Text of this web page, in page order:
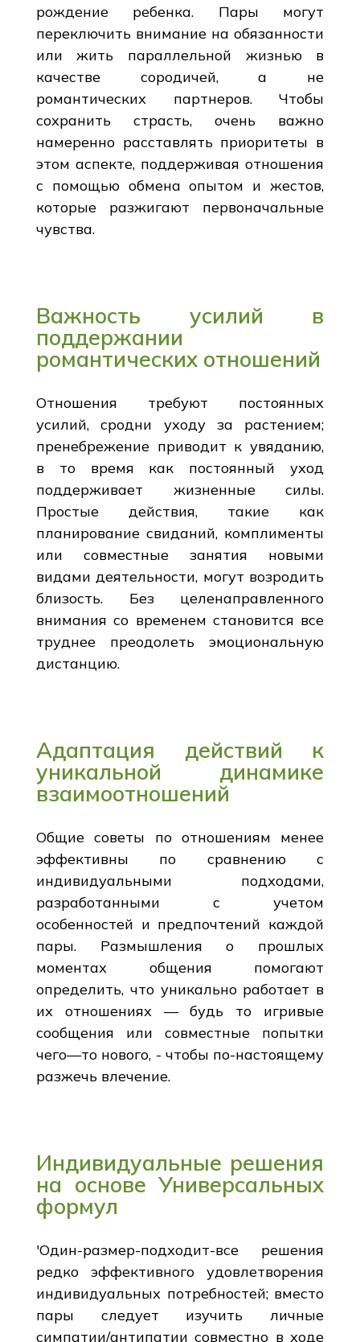
рождение ребенка. Пары могут
переключить внимание на обязанности
или жить параллельной жизнью в
качестве сородичей, а не
романтических партнеров. Чтобы
сохранить страсть, очень важно
намеренно расставлять приоритеты в
этом аспекте, поддерживая отношения
с помощью обмена опытом и жестов,
которые разжигают первоначальные
чувства.
Важность усилий в
поддержании
романтических отношений
Отношения требуют постоянных
усилий, сродни уходу за растением;
пренебрежение приводит к увяданию,
в то время как постоянный уход
поддерживает жизненные силы.
Простые действия, такие как
планирование свиданий, комплименты
или совместные занятия новыми
видами деятельности, могут возродить
близость. Без целенаправленного
внимания со временем становится все
труднее преодолеть эмоциональную
дистанцию.
Адаптация действий к
уникальной динамике
взаимоотношений
Общие советы по отношениям менее
эффективны по сравнению с
индивидуальными подходами,
разработанными с учетом
особенностей и предпочтений каждой
пары. Размышления о прошлых
моментах общения помогают
определить, что уникально работает в
их отношениях — будь то игривые
сообщения или совместные попытки
чего—то нового, - чтобы по-настоящему
разжечь влечение.
Индивидуальные решения
на основе Универсальных
формул
'Один-размер-подходит-все решения
редко эффективного удовлетворения
индивидуальных потребностей; вместо
пары следует изучить личные
симпатии/антипатии совместно в ходе